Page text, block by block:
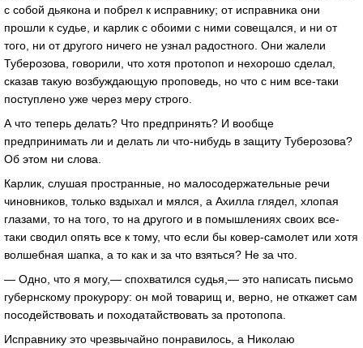
с собой дьякона и побрел к исправнику; от исправника они
прошли к судье, и карлик с обоими с ними совещался, и ни от
того, ни от другого ничего не узнал радостного. Они жалели
Туберозова, говорили, что хотя протопоп и нехорошо сделал,
сказав такую возбуждающую проповедь, но что с ним все-таки
поступлено уже через меру строго.
А что теперь делать? Что предпринять? И вообще
предпринимать ли и делать ли что-нибудь в защиту Туберозова?
Об этом ни слова.
Карлик, слушая пространные, но малосодержательные речи
чиновников, только вздыхал и мялся, а Ахилла глядел, хлопая
глазами, то на того, то на другого и в помышлениях своих все-
таки сводил опять все к тому, что если бы ковер-самолет или хотя
волшебная шапка, а то как и за что взяться? Не за что.
— Одно, что я могу,— спохватился судья,— это написать письмо
губернскому прокурору: он мой товарищ и, верно, не откажет сам
посодействовать и походатайствовать за протопопа.
Исправнику это чрезвычайно понравилось, а Николаю